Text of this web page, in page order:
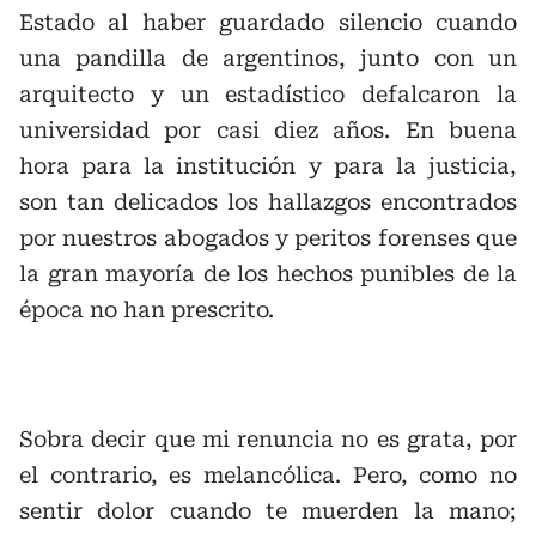
Estado al haber guardado silencio cuando
una pandilla de argentinos, junto con un
arquitecto y un estadístico defalcaron la
universidad por casi diez años. En buena
hora para la institución y para la justicia,
son tan delicados los hallazgos encontrados
por nuestros abogados y peritos forenses que
la gran mayoría de los hechos punibles de la
época no han prescrito.
Sobra decir que mi renuncia no es grata, por
el contrario, es melancólica. Pero, como no
sentir dolor cuando te muerden la mano;